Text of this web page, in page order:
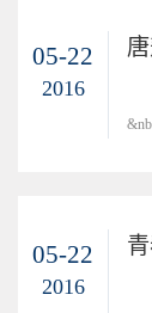
05-22
2016
05-22
2016